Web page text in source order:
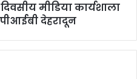
मीडिया कार्यशाला
देहरादून